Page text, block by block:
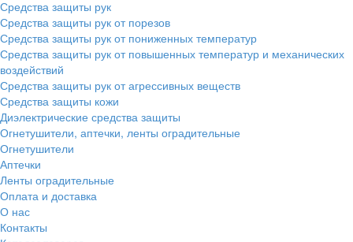
Средства защиты рук
Средства защиты рук от порезов
Средства защиты рук от пониженных температур
Средства защиты рук от повышенных температур и механических
воздействий
Средства защиты рук от агрессивных веществ
Средства защиты кожи
Диэлектрические средства защиты
Огнетушители, аптечки, ленты оградительные
Огнетушители
Аптечки
Ленты оградительные
Оплата и доставка
О нас
Контакты